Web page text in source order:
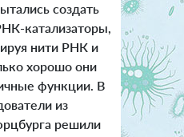
создать
катализаторы,
нити РНК и
хорошо они
функции. В
из
решили